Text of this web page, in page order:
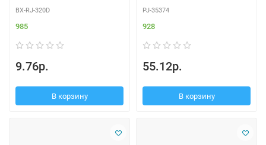
BX-RJ-320D
985
9.76р.
В корзину
PJ-35374
928
55.12р.
В корзину